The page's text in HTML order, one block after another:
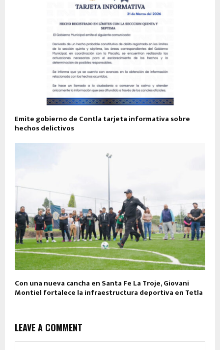
Emite gobierno de Contla tarjeta informativa sobre
hechos delictivos
Con una nueva cancha en Santa Fe La Troje, Giovani
Montiel fortalece la infraestructura deportiva en Tetla
LEAVE A COMMENT